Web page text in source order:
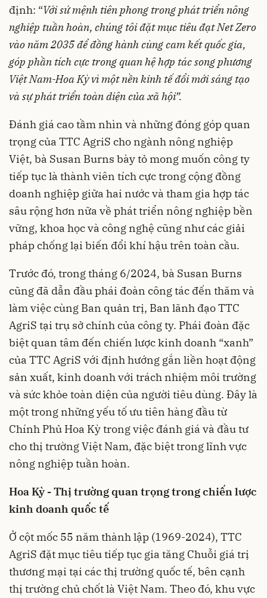
định: “Với sứ mệnh tiên phong trong phát triển nông
nghiệp tuần hoàn, chúng tôi đặt mục tiêu đạt Net Zero
vào năm 2035 để đồng hành cùng cam kết quốc gia,
góp phần tích cực trong quan hệ hợp tác song phương
Việt Nam-Hoa Kỳ vì một nền kinh tế đổi mới sáng tạo
và sự phát triển toàn diện của xã hội”.
Đánh giá cao tầm nhìn và những đóng góp quan
trọng của TTC AgriS cho ngành nông nghiệp
Việt, bà Susan Burns bày tỏ mong muốn công ty
tiếp tục là thành viên tích cực trong cộng đồng
doanh nghiệp giữa hai nước và tham gia hợp tác
sâu rộng hơn nữa về phát triển nông nghiệp bền
vững, khoa học và công nghệ cũng như các giải
pháp chống lại biến đổi khí hậu trên toàn cầu.
Trước đó, trong tháng 6/2024, bà Susan Burns
cũng đã dẫn đầu phái đoàn công tác đến thăm và
làm việc cùng Ban quản trị, Ban lãnh đạo TTC
AgriS tại trụ sở chính của công ty. Phái đoàn đặc
biệt quan tâm đến chiến lược kinh doanh “xanh”
của TTC AgriS với định hướng gắn liền hoạt động
sản xuất, kinh doanh với trách nhiệm môi trường
và sức khỏe toàn diện của người tiêu dùng. Đây là
một trong những yếu tố ưu tiên hàng đầu từ
Chính Phủ Hoa Kỳ trong việc đánh giá và đầu tư
cho thị trường Việt Nam, đặc biệt trong lĩnh vực
nông nghiệp tuần hoàn.
Hoa Kỳ - Thị trường quan trọng trong chiến lược
kinh doanh quốc tế
Ở cột mốc 55 năm thành lập (1969-2024), TTC
AgriS đặt mục tiêu tiếp tục gia tăng Chuỗi giá trị
thương mại tại các thị trường quốc tế, bên cạnh
thị trường chủ chốt là Việt Nam. Theo đó, khu vực